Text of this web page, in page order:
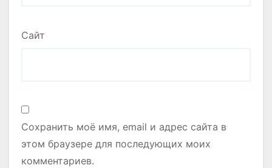
Сайт
Сохранить моё имя, email и адрес сайта в
этом браузере для последующих моих
комментариев.